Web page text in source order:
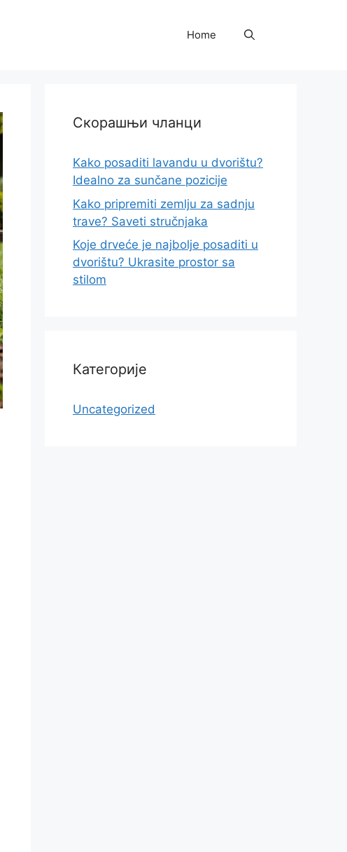
Home
Скорашњи чланци
Kako posaditi lavandu u dvorištu?
Idealno za sunčane pozicije
Kako pripremiti zemlju za sadnju
trave? Saveti stručnjaka
Koje drveće je najbolje posaditi u
dvorištu? Ukrasite prostor sa
stilom
Категорије
Uncategorized